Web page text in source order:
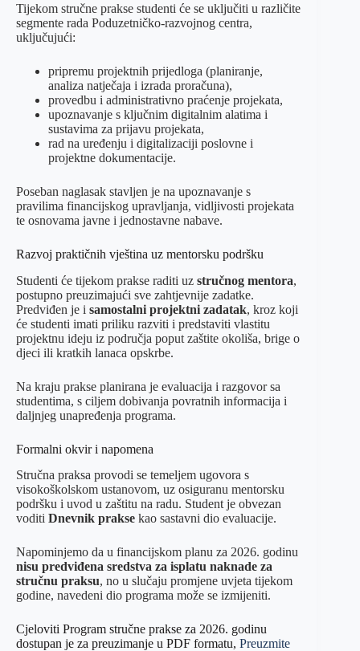
Tijekom stručne prakse studenti će se uključiti u različite
segmente rada Poduzetničko-razvojnog centra,
uključujući:
pripremu projektnih prijedloga (planiranje,
analiza natječaja i izrada proračuna),
provedbu i administrativno praćenje projekata,
upoznavanje s ključnim digitalnim alatima i
sustavima za prijavu projekata,
rad na uređenju i digitalizaciji poslovne i
projektne dokumentacije.
Poseban naglasak stavljen je na upoznavanje s
pravilima financijskog upravljanja, vidljivosti projekata
te osnovama javne i jednostavne nabave.
Razvoj praktičnih vještina uz mentorsku podršku
Studenti će tijekom prakse raditi uz stručnog mentora,
postupno preuzimajući sve zahtjevnije zadatke.
Predviđen je i samostalni projektni zadatak, kroz koji
će studenti imati priliku razviti i predstaviti vlastitu
projektnu ideju iz područja poput zaštite okoliša, brige o
djeci ili kratkih lanaca opskrbe.
Na kraju prakse planirana je evaluacija i razgovor sa
studentima, s ciljem dobivanja povratnih informacija i
daljnjeg unapređenja programa.
Formalni okvir i napomena
Stručna praksa provodi se temeljem ugovora s
visokoškolskom ustanovom, uz osiguranu mentorsku
podršku i uvod u zaštitu na radu. Student je obvezan
voditi Dnevnik prakse kao sastavni dio evaluacije.
Napominjemo da u financijskom planu za 2026. godinu
nisu predviđena sredstva za isplatu naknade za
stručnu praksu, no u slučaju promjene uvjeta tijekom
godine, navedeni dio programa može se izmijeniti.
Cjeloviti Program stručne prakse za 2026. godinu
dostupan je za preuzimanje u PDF formatu, Preuzmite